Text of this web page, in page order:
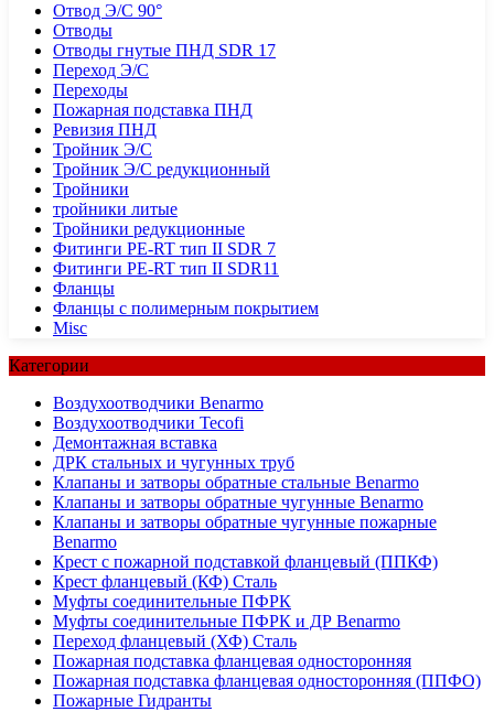
Отвод Э/С 90°
Отводы
Отводы гнутые ПНД SDR 17
Переход Э/С
Переходы
Пожарная подставка ПНД
Ревизия ПНД
Тройник Э/С
Тройник Э/С редукционный
Тройники
тройники литые
Тройники редукционные
Фитинги PE-RT тип II SDR 7
Фитинги PE-RT тип II SDR11
Фланцы
Фланцы с полимерным покрытием
Misc
Категории
Воздухоотводчики Benarmo
Воздухоотводчики Tecofi
Демонтажная вставка
ДРК стальных и чугунных труб
Клапаны и затворы обратные стальные Benarmo
Клапаны и затворы обратные чугунные Benarmo
Клапаны и затворы обратные чугунные пожарные
Benarmo
Крест с пожарной подставкой фланцевый (ППКФ)
Крест фланцевый (КФ) Сталь
Муфты соединительные ПФРК
Муфты соединительные ПФРК и ДР Benarmo
Переход фланцевый (ХФ) Сталь
Пожарная подставка фланцевая односторонняя
Пожарная подставка фланцевая односторонняя (ППФО)
Пожарные Гидранты